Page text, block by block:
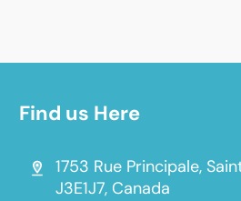
Find us Here
1753 Rue Principale,
J3E1J7, Canada